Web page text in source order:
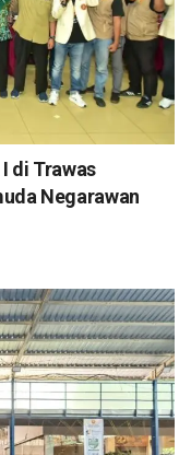
di Trawas
Negarawan